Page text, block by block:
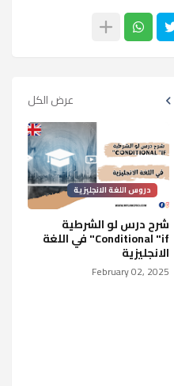
عرض الكل
دروس اللغة الانجليزية
شرح درس لو الشرطية
Conditional "if" في اللغة
الانجليزية
February 02, 2025